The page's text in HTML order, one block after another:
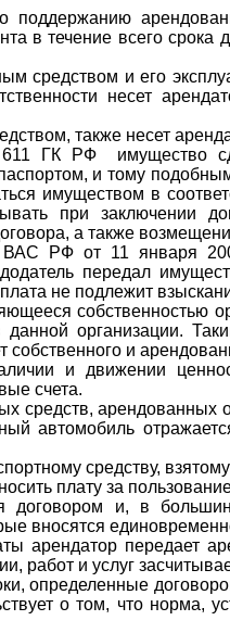
поддержанию
в течение всего срока
средством и его
несет
также несет
611 ГК РФ имущество
и тому
имуществом в
при заключении
а также
ВАС РФ от 11 января
передал
не подлежит
собственностью
организации.
собственного и
и движении
счета.
арендованных
автомобиль
средству,
плату за
и, в
вносятся
арендатор передает
работ и услуг
определенные
о том, что норма,